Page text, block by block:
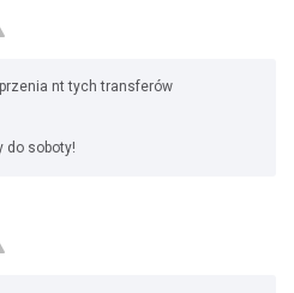
nt tych transferów
do soboty!